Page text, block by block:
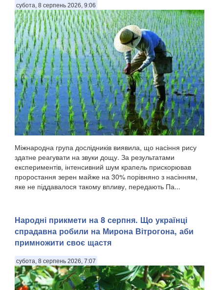
субота, 8 серпень 2026, 9:06
Міжнародна група дослідників виявила, що насіння рису
здатне реагувати на звуки дощу. За результатами
експериментів, інтенсивний шум крапель прискорював
проростання зерен майже на 30% порівняно з насінням,
яке не піддавалося такому впливу, передають Па...
Народні прикмети на 8 серпня. Що українці
спрадавна робили на Мирона Вітрогона, аби
примножити своє щастя
субота, 8 серпень 2026, 7:07